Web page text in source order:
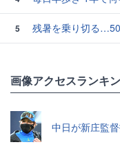
5
残暑を乗り切る
画像アクセスランキ
中日が新庄監